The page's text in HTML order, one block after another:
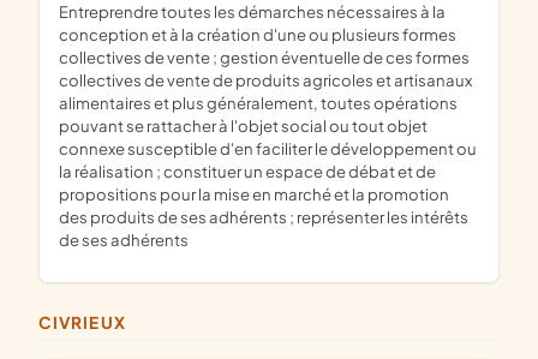
entreprendre toutes les démarches nécessaires à la
conception et à la création d'une ou plusieurs formes
collectives de vente ; gestion éventuelle de ces formes
collectives de vente de produits agricoles et artisanaux
alimentaires et plus généralement, toutes opérations
pouvant se rattacher à l'objet social ou tout objet
connexe susceptible d'en faciliter le développement ou
la réalisation ; constituer un espace de débat et de
propositions pour la mise en marché et la promotion
des produits de ses adhérents ; représenter les intérêts
de ses adhérents
CIVRIEUX